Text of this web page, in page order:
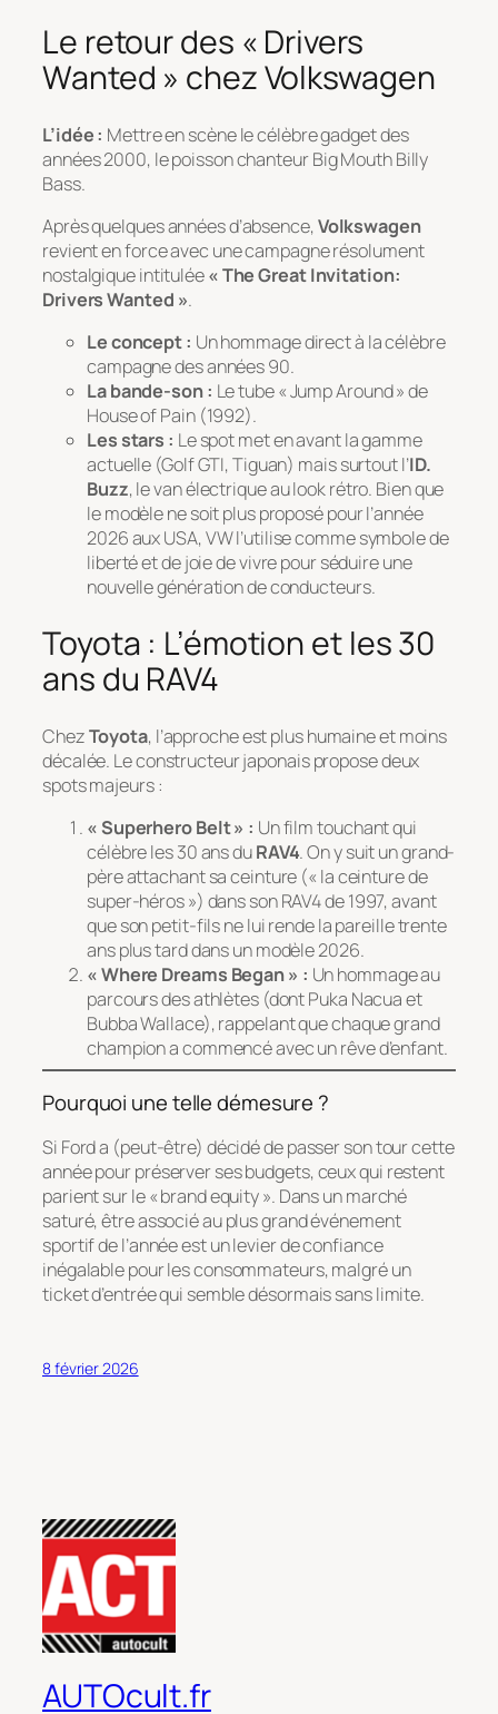
Le retour des « Drivers
Wanted » chez Volkswagen
L’idée : Mettre en scène le célèbre gadget des
années 2000, le poisson chanteurBig Mouth Billy
Bass.
Après quelques années d’absence,Volkswagen
revient en force avec une campagne résolument
nostalgique intitulée« The Great Invitation:
Drivers Wanted ».
Le concept : Un hommage direct à la célèbre
campagne des années 90.
La bande-son : Le tube « Jump Around » de
House of Pain (1992).
Les stars : Le spot met en avant la gamme
actuelle (Golf GTI, Tiguan) mais surtout l’ID.
Buzz, le van électrique au look rétro. Bien que
le modèle ne soit plus proposé pour l’année
2026 aux USA, VW l’utilise comme symbole de
liberté et de joie de vivre pour séduire une
nouvelle génération de conducteurs.
Toyota : L’émotion et les 30
ans du RAV4
ChezToyota, l’approche est plus humaine et moins
décalée. Le constructeur japonais propose deux
spots majeurs :
« Superhero Belt » : Un film touchant qui
célèbre les 30 ans duRAV4. On y suit un grand-
père attachant sa ceinture (« la ceinture de
super-héros ») dans son RAV4 de 1997, avant
que son petit-fils ne lui rende la pareille trente
ans plus tard dans un modèle 2026.
« Where Dreams Began » : Un hommage au
parcours des athlètes (dont Puka Nacua et
Bubba Wallace), rappelant que chaque grand
champion a commencé avec un rêve d’enfant.
Pourquoi une telle démesure ?
Si Ford a (peut-être) décidé de passer son tour cette
année pour préserver ses budgets, ceux qui restent
parient sur le « brand equity ». Dans un marché
saturé, être associé au plus grand événement
sportif de l’année est un levier de confiance
inégalable pour les consommateurs, malgré un
ticket d’entrée qui semble désormais sans limite.
8 février 2026
AUTOcult.fr